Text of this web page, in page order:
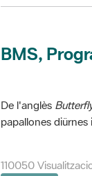
BMS,
De l'anglès
papallones
110050